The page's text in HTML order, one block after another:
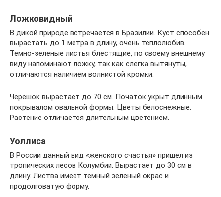
Ложковидный
В дикой природе встречается в Бразилии. Куст способен
вырастать до 1 метра в длину, очень теплолюбив.
Темно-зеленые листья блестящие, по своему внешнему
виду напоминают ложку, так как слегка вытянуты,
отличаются наличием волнистой кромки.
Черешок вырастает до 70 см. Початок укрыт длинным
покрывалом овальной формы. Цветы белоснежные.
Растение отличается длительным цветением.
Уоллиса
В России данный вид «женского счастья» пришел из
тропических лесов Колумбии. Вырастает до 30 см в
длину. Листва имеет темный зеленый окрас и
продолговатую форму.